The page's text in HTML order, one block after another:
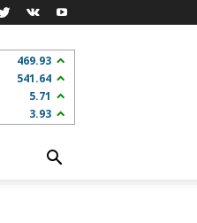
469.93
541.64
5.71
3.93